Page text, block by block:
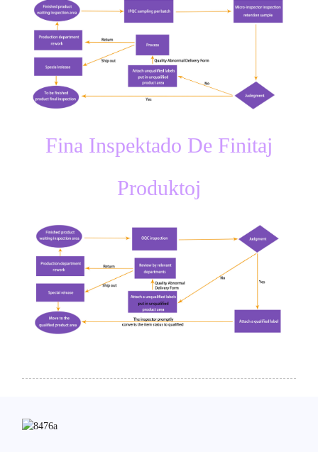
Fina Inspektado De Finitaj
Produktoj